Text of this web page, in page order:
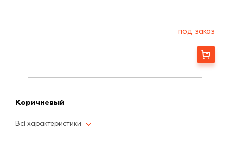
под заказ
Заказать
Коричневый
Всі характеристики